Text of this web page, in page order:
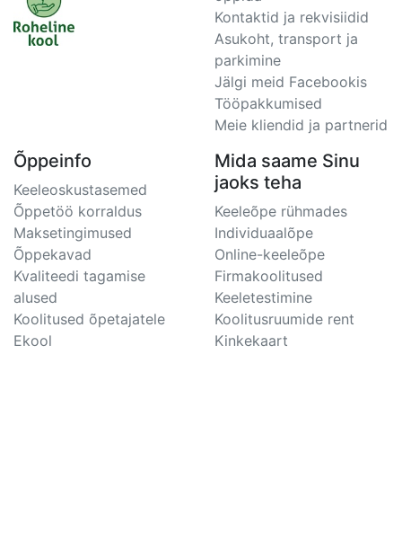
Kontaktid ja rekvisiidid
Asukoht, transport ja
parkimine
Jälgi meid Facebookis
Tööpakkumised
Meie kliendid ja partnerid
Õppeinfo
Keeleoskustasemed
Õppetöö korraldus
Maksetingimused
Õppekavad
Kvaliteedi tagamise
alused
Koolitused õpetajatele
Ekool
Mida saame Sinu
jaoks teha
Keeleõpe rühmades
Individuaalõpe
Online-keeleõpe
Firmakoolitused
Keeletestimine
Koolitusruumide rent
Kinkekaart